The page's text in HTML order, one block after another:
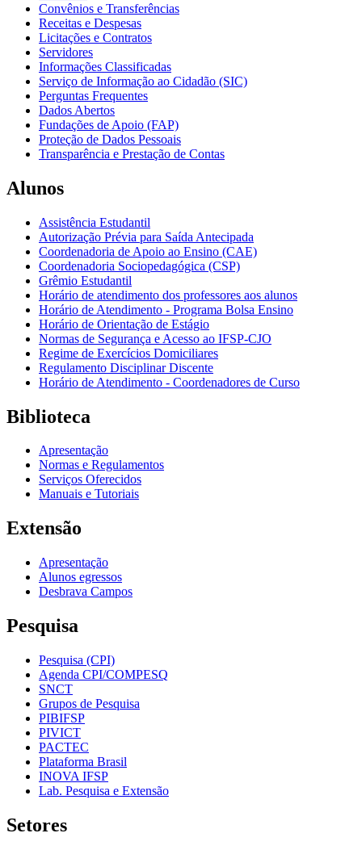
Convênios e Transferências
Receitas e Despesas
Licitações e Contratos
Servidores
Informações Classificadas
Serviço de Informação ao Cidadão (SIC)
Perguntas Frequentes
Dados Abertos
Fundações de Apoio (FAP)
Proteção de Dados Pessoais
Transparência e Prestação de Contas
Alunos
Assistência Estudantil
Autorização Prévia para Saída Antecipada
Coordenadoria de Apoio ao Ensino (CAE)
Coordenadoria Sociopedagógica (CSP)
Grêmio Estudantil
Horário de atendimento dos professores aos alunos
Horário de Atendimento - Programa Bolsa Ensino
Horário de Orientação de Estágio
Normas de Segurança e Acesso ao IFSP-CJO
Regime de Exercícios Domiciliares
Regulamento Disciplinar Discente
Horário de Atendimento - Coordenadores de Curso
Biblioteca
Apresentação
Normas e Regulamentos
Serviços Oferecidos
Manuais e Tutoriais
Extensão
Apresentação
Alunos egressos
Desbrava Campos
Pesquisa
Pesquisa (CPI)
Agenda CPI/COMPESQ
SNCT
Grupos de Pesquisa
PIBIFSP
PIVICT
PACTEC
Plataforma Brasil
INOVA IFSP
Lab. Pesquisa e Extensão
Setores